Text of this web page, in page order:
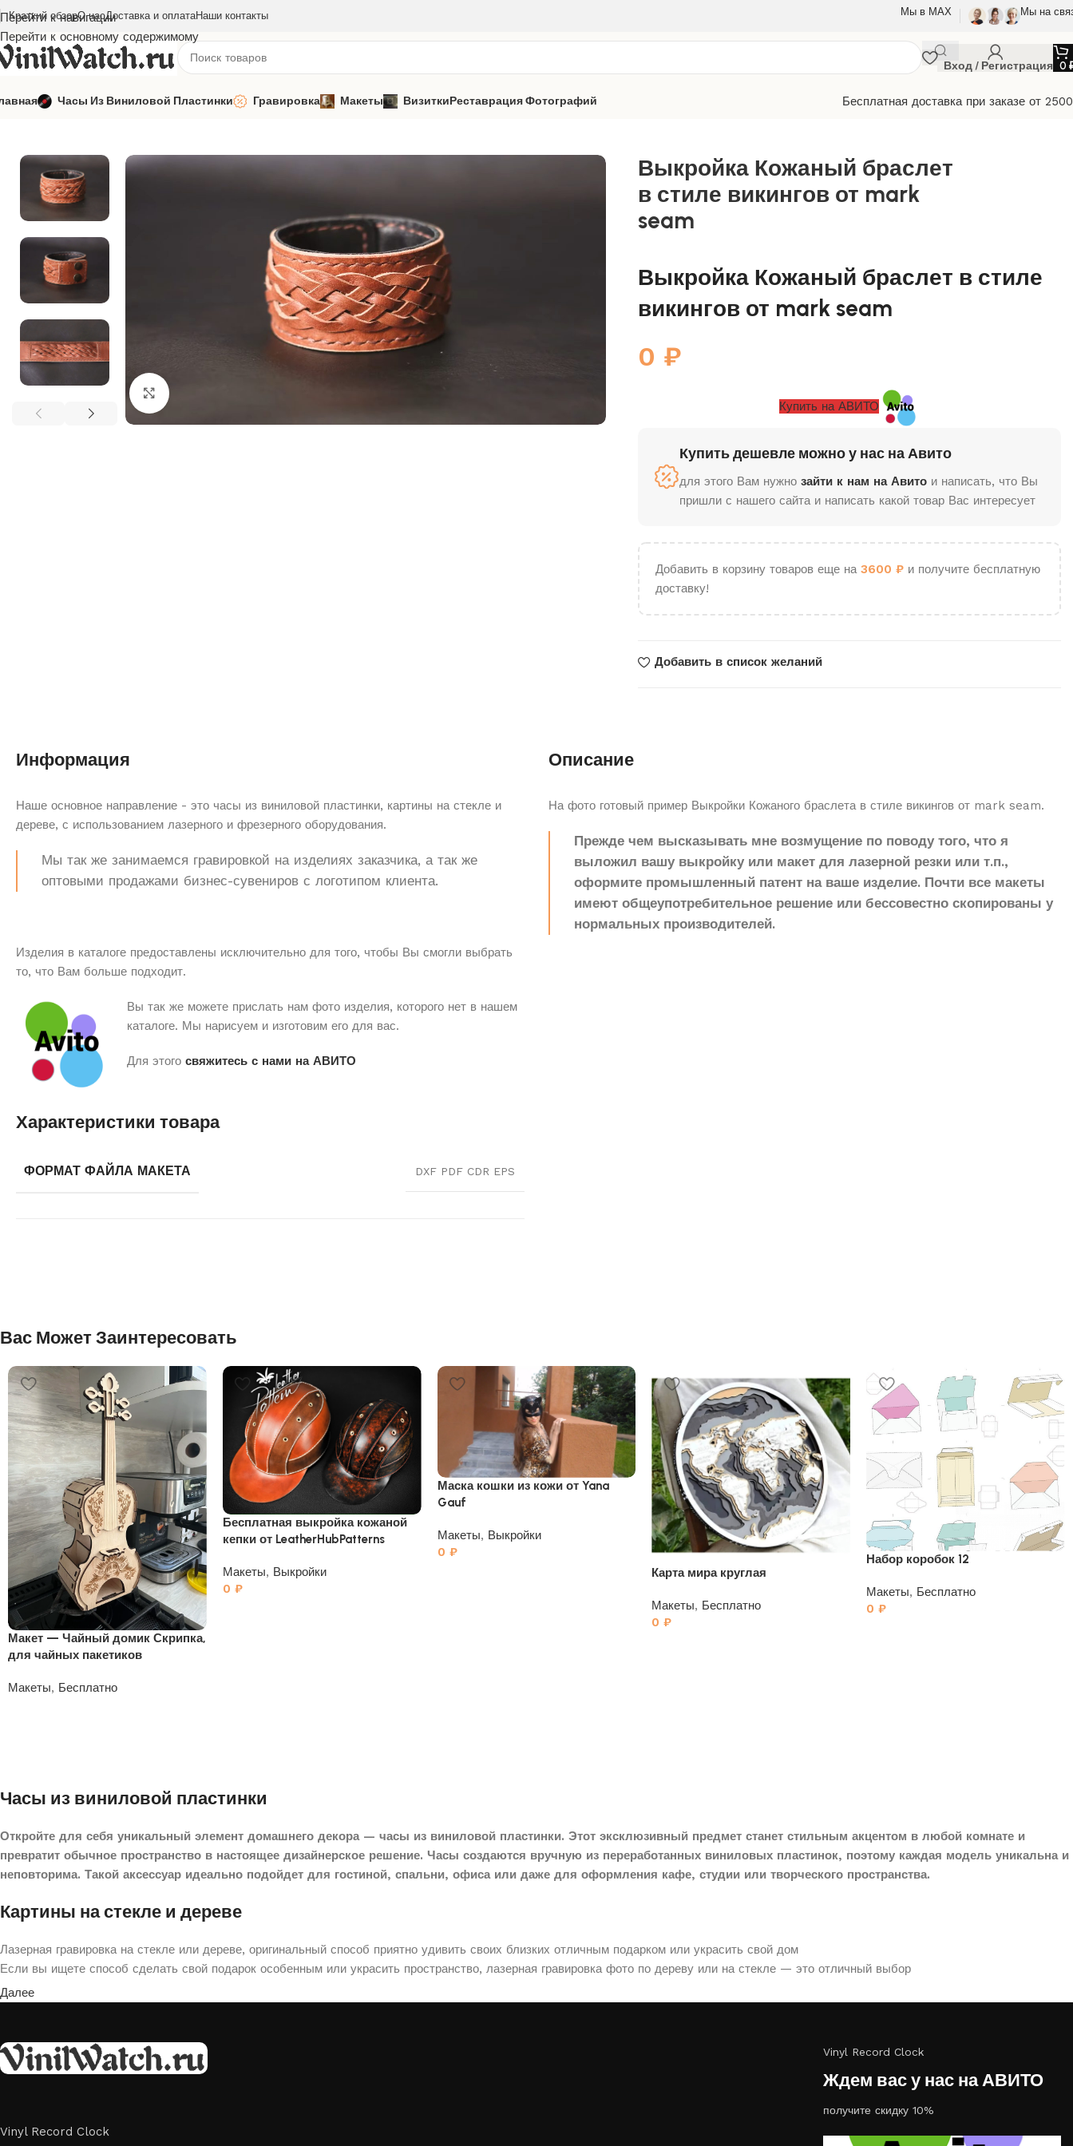
Перейти к навигации
Перейти к основному содержимому
Краткий обзорО насДоставка и оплатаНаши контакты Мы в МАХ Мы на
Вход / Регистрация 0
Часы Из Виниловой Пластинки Гравировка Макеты ВизиткиРеставрация Фотографий
Бесплатная доставка при заказе от
Главная
Выкройка Кожаный браслет в стиле викингов от mark seam
Выкройка Кожаный браслет
в стиле викингов от mark
seam
Выкройка Кожаный браслет в стиле
викингов от mark seam
0 ₽
Купить на АВИТО
Купить дешевле можно у нас на Авито
для этого Вам нужно зайти к нам на Авитои написать, что Вы
пришли с нашего сайта и написать какой товар Вас интересует
Добавить в корзину товаров еще на 3600 ₽и получите бесплатную
доставку!
Добавить в список желаний
Информация
Наше основное направление - это часы из виниловой пластинки, картины на стекле и
дереве, с использованием лазерного и фрезерного оборудования.
Мы так же занимаемся гравировкой на изделиях заказчика, а так же
оптовыми продажами бизнес-сувениров с логотипом клиента.
Изделия в каталоге предоставлены исключительно для того, чтобы Вы смогли выбрать
то, что Вам больше подходит.
Вы так же можете прислать нам фото изделия, которого нет в нашем
каталоге. Мы нарисуем и изготовим его для вас.
Для этого свяжитесь с нами на АВИТО
Характеристики товара
ФОРМАТ ФАЙЛА МАКЕТА DXF PDF CDR EPS
Описание
На фото готовый пример Выкройки Кожаного браслета в стиле викингов от mark seam.
Прежде чем высказывать мне возмущение по поводу того, что я
выложил вашу выкройку или макет для лазерной резки или т.п.,
оформите промышленный патент на ваше изделие. Почти все макеты
имеют общеупотребительное решение или бессовестно скопированы у
нормальных производителей.
Вас Может Заинтересовать
Макет — Чайный домик Скрипка,
для чайных пакетиков
Макеты, Бесплатно
Бесплатная выкройка кожаной
кепки от LeatherHubPatterns
Макеты, Выкройки
0 ₽
Маска кошки из кожи от Yana
Gauf
Макеты, Выкройки
0 ₽
Карта мира круглая
Макеты, Бесплатно
0₽
Набор коробок 12
Макеты, Бесплатно
0₽
Часы из виниловой пластинки
Откройте для себя уникальный элемент домашнего декора — часы из виниловой пластинки. Этот эксклюзивный предмет станет стильным акцентом в любой комнате и
превратит обычное пространство в настоящее дизайнерское решение. Часы создаются вручную из переработанных виниловых пластинок, поэтому каждая модель уникальна и
неповторима. Такой аксессуар идеально подойдет для гостиной, спальни, офиса или даже для оформления кафе, студии или творческого пространства.
Картины на стекле и дереве
Лазерная гравировка на стекле или дереве, оригинальный способ приятно удивить своих близких отличным подарком или украсить свой дом
Если вы ищете способ сделать свой подарок особенным или украсить пространство, лазерная гравировка фото по дереву или на стекле — это отличный выбор
Далее
Vinyl Record Clock
Vinyl Record Clock
Ждем вас у нас на АВИТО
получите скидку 10%